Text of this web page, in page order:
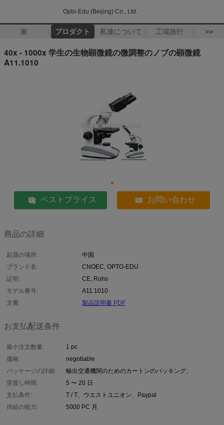
Opto-Edu (Beijing) Co., Ltd.
家 プロダクト 私達について 工場旅行 >>
40x - 1000x 学生の生物顕微鏡の微調整のノブの顕微鏡
A11.1010
ベストプライス お問い合わせ
商品の詳細
起源の場所:
中国
ブランド名:
CNOEC, OPTO-EDU
証明:
CE, Rohs
モデル番号:
A11.1010
文書:
製品説明書 PDF
お支払配送条件
最小注文数量:
1 pc
価格:
negotiable
パッケージの詳細:
輸出交通機関のためのカートンのパッキング、
受渡し時間:
5 〜 20 日
支払条件:
T / T、ウエストユニオン、Paypal
供給の能力:
5000 PC 月